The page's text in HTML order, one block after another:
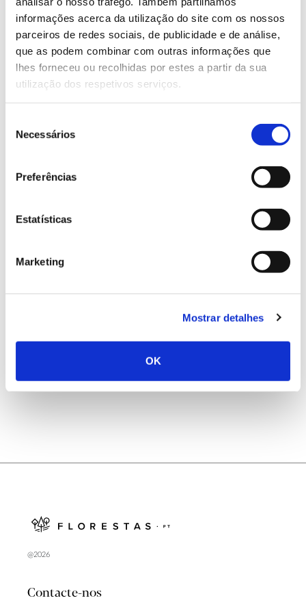
informações acerca da utilização do site com os nossos
parceiros de redes sociais, de publicidade e de análise,
que as podem combinar com outras informações que
lhes forneceu ou recolhidas por estes a partir da sua
utilização dos respetivos serviços.
Necessários
Preferências
Estatísticas
Marketing
Mostrar detalhes
OK
Saber mais
13.07.2026
Genoma do priolo e de outras espécies em risco:
Registar galhas de Trichi em acácia-das-espigas:
@2026
Contacte-nos